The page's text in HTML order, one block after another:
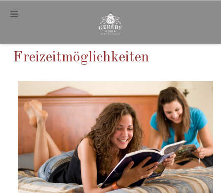
.
Freizeitmöglichkeiten